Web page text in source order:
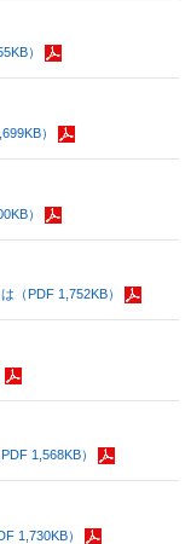
）
）
）
（PDF 1,752KB）
1,568KB）
1,730KB）